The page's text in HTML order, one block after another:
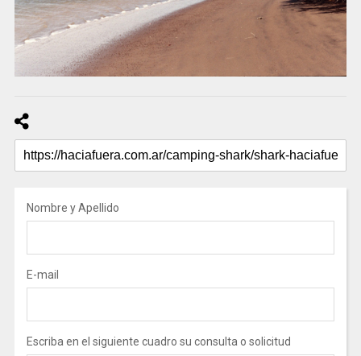
Nombre y Apellido
E-mail
Escriba en el siguiente cuadro su consulta o solicitud